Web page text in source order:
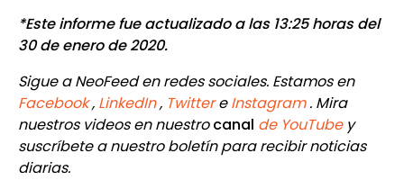
*Este informe fue actualizado a las 13:25 horas del
30 de enero de 2020.
Sigue a NeoFeed en redes sociales. Estamos en
Facebook, LinkedIn, Twitter e Instagram . Mira
nuestros videos en nuestrocanal de YouTube y
suscríbete a nuestro boletín para recibir noticias
diarias.